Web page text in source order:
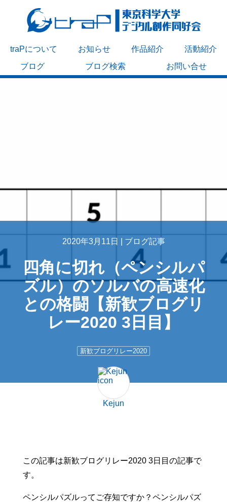
traPについて お知らせ 作品紹介
活動紹介
ブログ
ブログ検索 お問い合せ
2020年3月11日 | ブログ記事
四角に切れ（ペンシルパ
ズル）のソルバの高速化
との格闘【新歓ブログリ
レー2020 3日目】
新歓ブログリレー2020
Kejun
この記事は新歓ブログリレー2020 3日目の記事で
す。
ペンシルパズルってご存知ですか？ペンシルパズ